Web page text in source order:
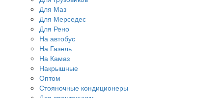
Для Маз
Для Мерседес
Для Рено
На автобус
На Газель
На Камаз
Накрышные
Оптом
Стояночные кондиционеры